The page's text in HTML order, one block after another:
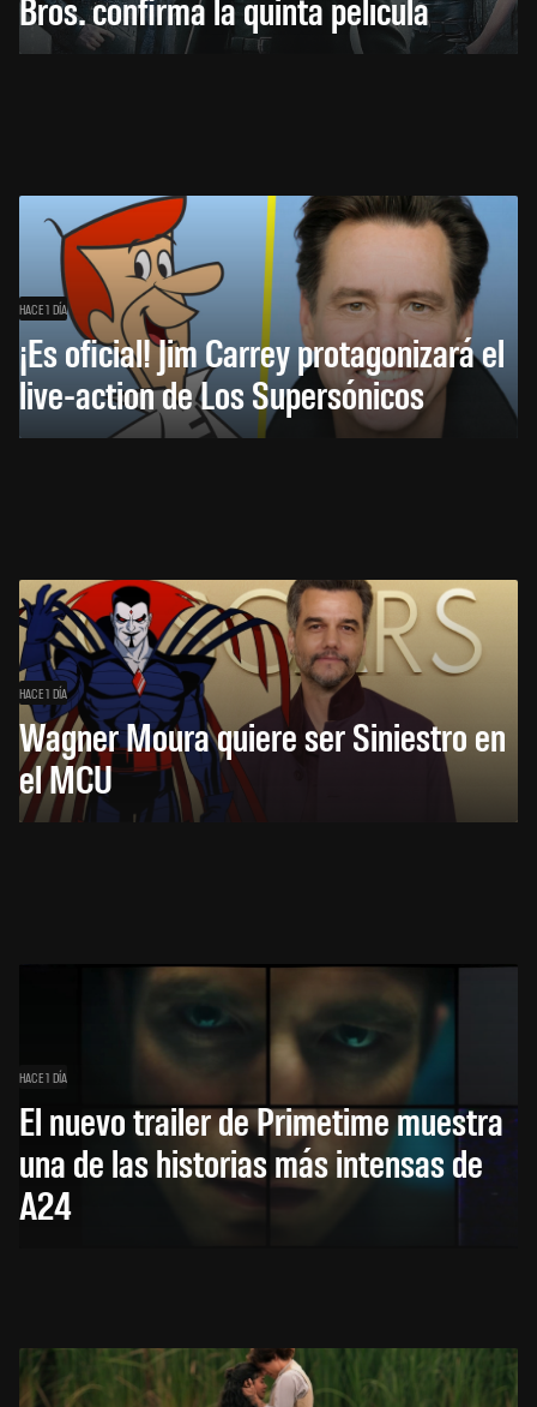
HACE 1 DÍA
¡Es oficial! Jim Carrey protagonizará el
live-action de Los Supersónicos
HACE 1 DÍA
Wagner Moura quiere ser Siniestro en
el MCU
HACE 1 DÍA
El nuevo trailer de Primetime muestra
una de las historias más intensas de
A24